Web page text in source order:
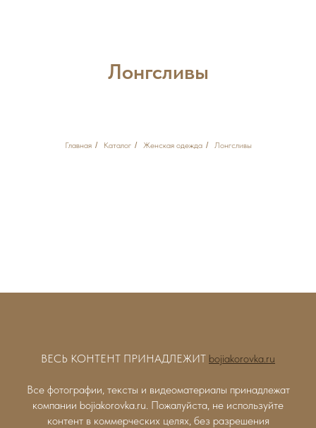
Лонгсливы
Главная / Каталог / Женская одежда / Лонгсливы
ВЕСЬ КОНТЕНТ ПРИНАДЛЕЖИТ bojiakorovka.ru
Все фотографии, тексты и видеоматериалы принадлежат
компании bojiakorovka.ru. Пожалуйста, не используйте
контент в коммерческих целях, без разрешения